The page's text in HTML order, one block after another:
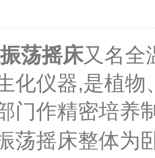
荡摇床又名全
化仪器,是植
门作精密培养
摇床整体为卧